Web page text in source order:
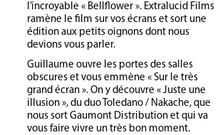
l’incroyable « Bellflower ». Extralucid Films
ramène le film sur vos écrans et sort une
édition aux petits oignons dont nous
devions vous parler.
Guillaume ouvre les portes des salles
obscures et vous emmène « Sur le très
grand écran ». On y découvre « Juste une
illusion », du duo Toledano / Nakache, que
nous sort Gaumont Distribution et qui va
vous faire vivre un très bon moment.